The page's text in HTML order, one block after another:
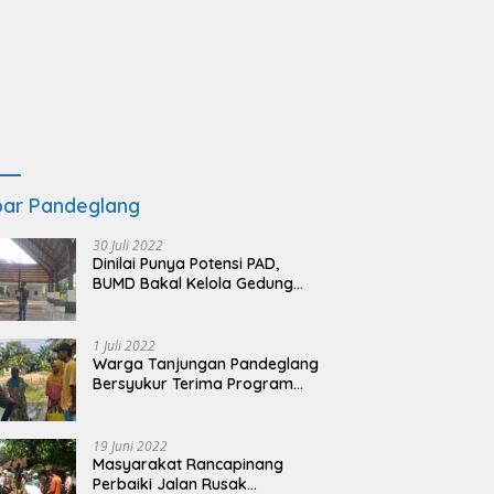
Pandeglang
30 Juli 2022
Dinilai Punya Potensi PAD,
BUMD Bakal Kelola Gedung
1 Juli 2022
Warga Tanjungan Pandeglang
Bersyukur Terima Program
19 Juni 2022
Masyarakat Rancapinang
Perbaiki Jalan Rusak